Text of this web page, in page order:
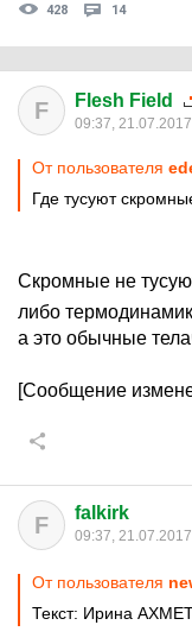
428 14
F Flesh Field
09:37, 21.07.2017
От пользователя
Где тусуют
Скромные не
либо
а это обычные
[Сообщение
F falkirk
09:37, 21.07.2017
От пользователя
Текст: Ирина